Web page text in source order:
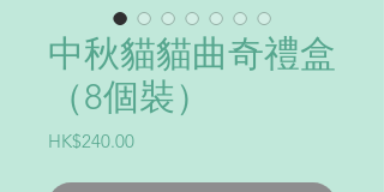
中秋貓貓曲奇禮盒
（8個裝）
HK$240.00價